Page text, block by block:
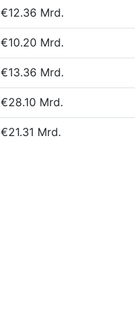
€12.36 Mrd.
€10.20 Mrd.
€13.36 Mrd.
€28.10 Mrd.
€21.31 Mrd.